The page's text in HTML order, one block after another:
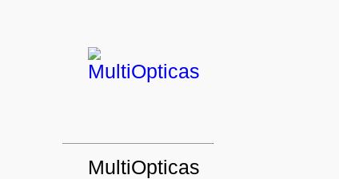
MultiOpticas